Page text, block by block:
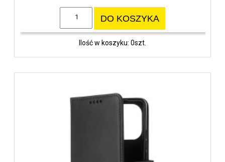
DO KOSZYKA
Ilość w koszyku: 0szt.